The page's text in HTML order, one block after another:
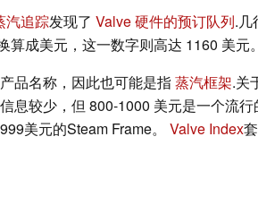
汽追踪发现了 Valve 硬件的预订队列.几
算成美元，这一数字则高达 1160 美元。
品名称，因此也可能是指蒸汽框架.关
息较少，但 800-1000 美元是一个流
美元的Steam Frame。 Valve Index